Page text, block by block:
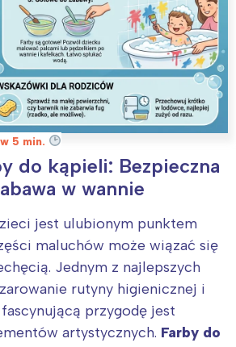
5 min.
do kąpieli: Bezpieczna
w wannie
jest ulubionym punktem
maluchów może wiązać się
Jednym z najlepszych
rutyny higienicznej i
przygodę jest
artystycznych. Farby do